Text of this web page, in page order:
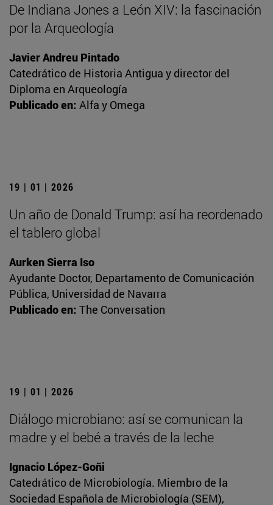
De Indiana Jones a León XIV: la fascinación
por la Arqueología
Javier Andreu Pintado
Catedrático de Historia Antigua y director del
Diploma en Arqueología
Publicado en: Alfa y Omega
19 | 01 | 2026
Un año de Donald Trump: así ha reordenado
el tablero global
Aurken Sierra Iso
Ayudante Doctor, Departamento de Comunicación
Pública, Universidad de Navarra
Publicado en: The Conversation
19 | 01 | 2026
Diálogo microbiano: así se comunican la
madre y el bebé a través de la leche
Ignacio López-Goñi
Catedrático de Microbiología. Miembro de la
Sociedad Española de Microbiología (SEM),